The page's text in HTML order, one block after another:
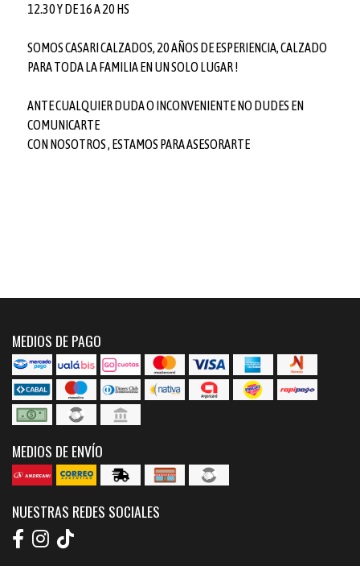
12.30 Y DE 16 A 20 HS
SOMOS CASARI CALZADOS, 20 AÑOS DE ESPERIENCIA, CALZADO
PARA TODA LA FAMILIA EN UN SOLO LUGAR !
ANTE CUALQUIER DUDA O INCONVENIENTE NO DUDES EN
COMUNICARTE
CON NOSOTROS , ESTAMOS PARA ASESORARTE
MEDIOS DE PAGO
MEDIOS DE ENVÍO
NUESTRAS REDES SOCIALES